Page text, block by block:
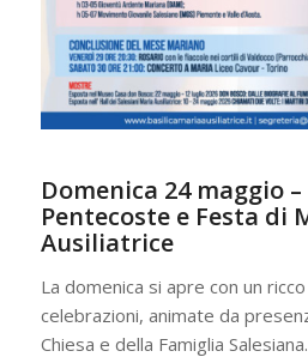
Domenica 24 maggio
Pentecoste e Festa di
Ausiliatrice
La domenica si apre con un
celebrazioni, animate da
Chiesa e della Famiglia Salesiana.